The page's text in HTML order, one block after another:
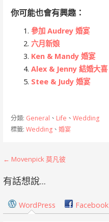
你可能也會有興趣：
參加 Audrey 婚宴
六月新娘
Ken & Mandy 婚宴
Alex & Jenny 結婚大喜
Stee & Judy 婚宴
分類: General 、 Life 、 Wedding
標籤: Wedding、 婚宴
文
章
導
覽
← Movenpick 莫凡彼
有話想說...
WordPress Facebook